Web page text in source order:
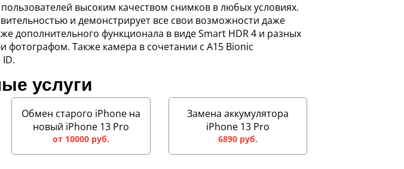
высоким качеством снимков в любых условиях.
и демонстрирует все свои возможности даже
дополнительного функционала в виде Smart HDR 4 и разных
Также камера в сочетании с A15 Bionic
услуги
Обмен старого iPhone на
новый iPhone 13 Pro
от 10000 руб.
Замена аккумулятора
iPhone 13 Pro
6890 руб.